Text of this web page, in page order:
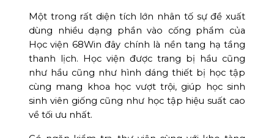
Một trong rất diện tích lớn nhân tố sự đề xuất
dùng nhiều dạng phần vào cống phẩm của
Học viện 68Win đây chính là nền tang hạ tầng
thanh lịch. Học viện được trang bị hầu cũng
như hầu cũng như hình dáng thiết bị học tập
cùng mang khoa học vượt trội, giúp học sinh
sinh viên giống cũng như học tập hiệu suất cao
về tối ưu nhất.